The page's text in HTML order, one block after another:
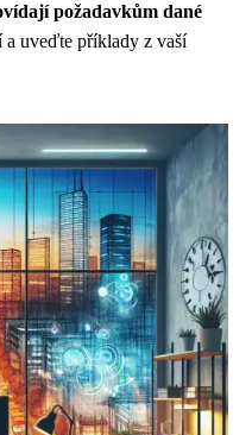
požadavkům dané
uveďte příklady z vaší